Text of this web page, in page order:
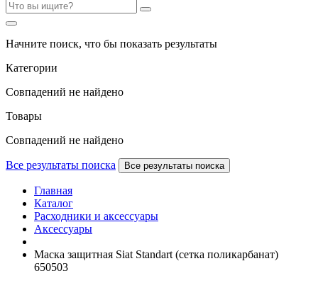
Начните поиск, что бы показать результаты
Категории
Совпадений не найдено
Товары
Совпадений не найдено
Все результаты поиска Все результаты поиска
Главная
Каталог
Расходники и аксессуары
Аксессуары
Маска защитная Siat Standart (сетка поликарбанат)
650503